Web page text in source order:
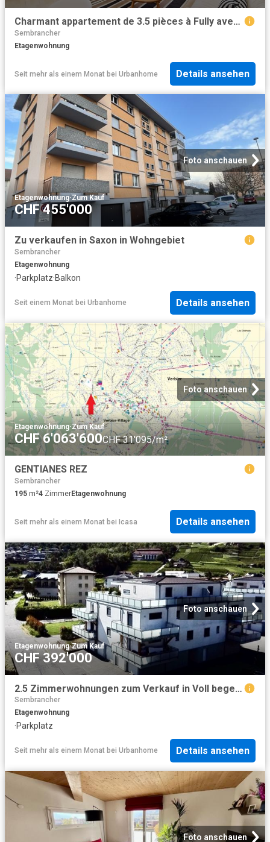
Charmant appartement de 3.5 pièces à Fully avec vue magnifique
Sembrancher
Etagenwohnung
Seit mehr als einem Monat bei Urbanhome Details ansehen
Foto anschauen
Etagenwohnung·Zum Kauf
CHF 455'000
Zu verkaufen in Saxon in Wohngebiet
Sembrancher
Etagenwohnung
·Parkplatz·Balkon
Seit einem Monat bei Urbanhome Details ansehen
Foto anschauen
Etagenwohnung·Zum Kauf
CHF 6'063'600CHF 31'095/m²
GENTIANES REZ
Sembrancher
195 m²4 ZimmerEtagenwohnung
Seit mehr als einem Monat bei Icasa Details ansehen
Foto anschauen
Etagenwohnung·Zum Kauf
CHF 392'000
2.5 Zimmerwohnungen zum Verkauf in Voll begehrte Lage mit Garage und privatem Raum
Sembrancher
Etagenwohnung
·Parkplatz
Seit mehr als einem Monat bei Urbanhome Details ansehen
Foto anschauen